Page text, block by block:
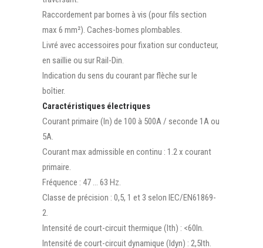
Raccordement par bornes à vis (pour fils section
max 6 mm²). Caches-bornes plombables.
Livré avec accessoires pour fixation sur conducteur,
en saillie ou sur Rail-Din.
Indication du sens du courant par flèche sur le
boîtier.
Caractéristiques électriques
Courant primaire (In) de 100 à 500A / seconde 1A ou
5A.
Courant max admissible en continu : 1.2 x courant
primaire.
Fréquence : 47 … 63 Hz.
Classe de précision : 0,5, 1 et 3 selon IEC/EN61869-
2.
Intensité de court-circuit thermique (lth) : <60In.
Intensité de court-circuit dynamique (Idyn) : 2,5lth.